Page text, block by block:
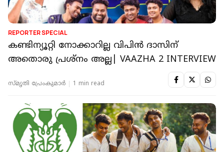
REPORTER SPECIAL
കണ്ടിന്യൂറ്റി നോക്കാറില്ല വിപിൻ ദാസിന്
അതൊരു പ്രശ്നം അല്ല| VAAZHA 2 INTERVIEW
സ്മൃതി പ്രേംകുമാര്‍ 1 min read